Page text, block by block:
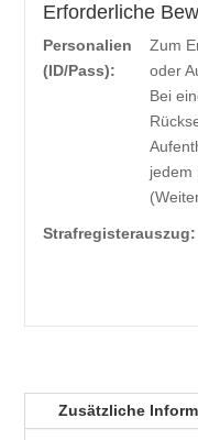
Mag.
18.1g
Menge
Erforderliche
Personalien
(ID/Pass):
Zum
oder
Bei
jedem
Strafregisterauszug:
Zusätzliche